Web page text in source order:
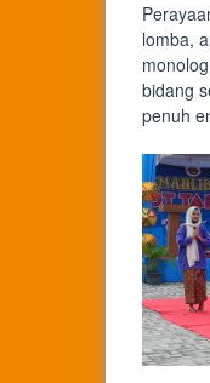
lomba,
bidang
penuh